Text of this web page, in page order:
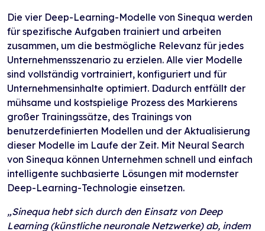
Die vier Deep-Learning-Modelle von Sinequa werden
für spezifische Aufgaben trainiert und arbeiten
zusammen, um die bestmögliche Relevanz für jedes
Unternehmensszenario zu erzielen. Alle vier Modelle
sind vollständig vortrainiert, konfiguriert und für
Unternehmensinhalte optimiert. Dadurch entfällt der
mühsame und kostspielige Prozess des Markierens
großer Trainingssätze, des Trainings von
benutzerdefinierten Modellen und der Aktualisierung
dieser Modelle im Laufe der Zeit. Mit Neural Search
von Sinequa können Unternehmen schnell und einfach
intelligente suchbasierte Lösungen mit modernster
Deep-Learning-Technologie einsetzen.
„Sinequa hebt sich durch den Einsatz von Deep
Learning (künstliche neuronale Netzwerke) ab, indem